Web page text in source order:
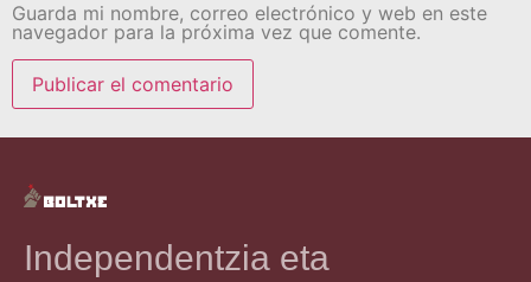
Guarda mi nombre, correo electrónico y web en este
navegador para la próxima vez que comente.
Independentzia eta